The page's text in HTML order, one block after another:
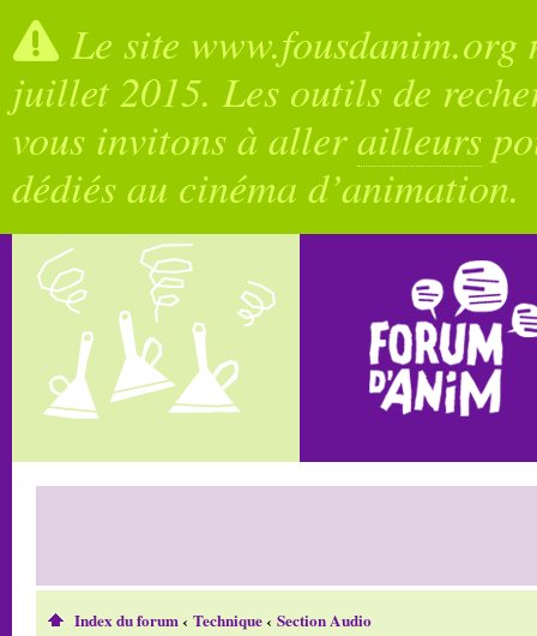
Le site
juillet 2015. Les outils de
vous invitons à allerailleurs
dédiés au cinéma d’animation.
Index du forum‹ Technique‹ Section Audio